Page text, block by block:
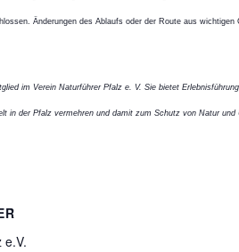
Änderungen des Ablaufs oder der Route aus wichtigen
im Verein Naturführer Pfalz e. V. Sie bietet
in der Pfalz vermehren und damit zum Schutz von Natur und
e.V.